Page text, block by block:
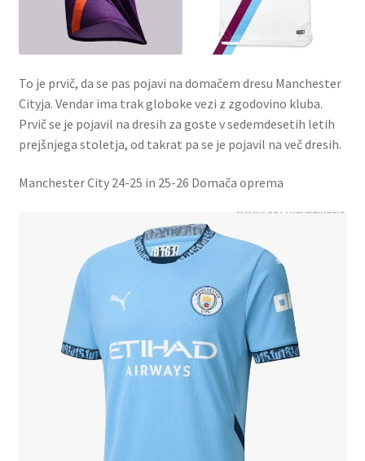
To je prvič, da se pas pojavi na domačem dresu Manchester
Cityja. Vendar ima trak globoke vezi z zgodovino kluba.
Prvič se je pojavil na dresih za goste v sedemdesetih letih
prejšnjega stoletja, od takrat pa se je pojavil na več dresih.
Manchester City 24-25 in 25-26 Domača oprema